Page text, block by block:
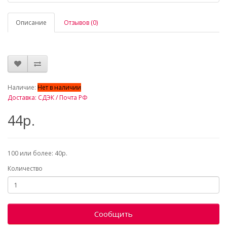
Описание Отзывов (0)
Наличие: Нет в наличии
Доставка: СДЭК / Почта РФ
44р.
100 или более: 40р.
Количество
Сообщить